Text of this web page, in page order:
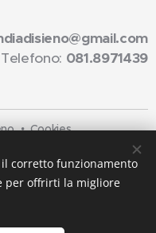
Telefono: 081.8971439
Cookies
corretto funzionamento
per offrirti la migliore